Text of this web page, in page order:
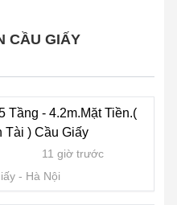
CẦU GIẤY
Tầng - 4.2m.Mặt Tiền.(
Tài ) Cầu Giấy
11 giờ trước
Hà Nội